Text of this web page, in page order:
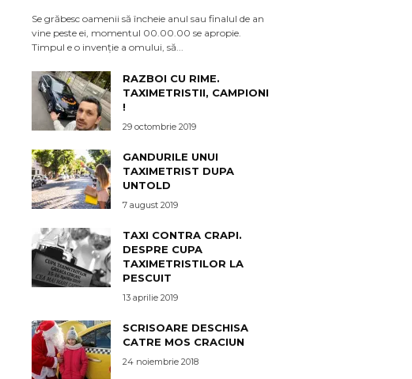
Se grăbesc oamenii să încheie anul sau finalul de an
vine peste ei, momentul 00.00.00 se apropie.
Timpul e o invenție a omului, să...
RAZBOI CU RIME.
TAXIMETRISTII, CAMPIONI
!
29 octombrie 2019
GANDURILE UNUI
TAXIMETRIST DUPA
UNTOLD
7 august 2019
TAXI CONTRA CRAPI.
DESPRE CUPA
TAXIMETRISTILOR LA
PESCUIT
13 aprilie 2019
SCRISOARE DESCHISA
CATRE MOS CRACIUN
24 noiembrie 2018